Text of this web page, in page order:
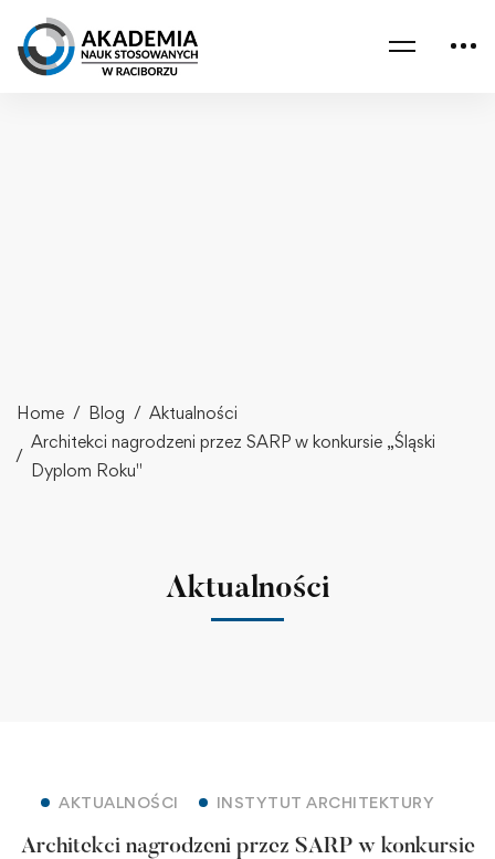
Home Blog
Aktualności
Architekci nagrodzeni przez SARP w konkursie „Śląski
Dyplom Roku"
Aktualności
AKTUALNOŚCI INSTYTUT ARCHITEKTURY
Architekci nagrodzeni przez SARP w konkursie